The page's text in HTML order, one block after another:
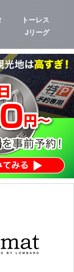
トーレス
Jリーグ